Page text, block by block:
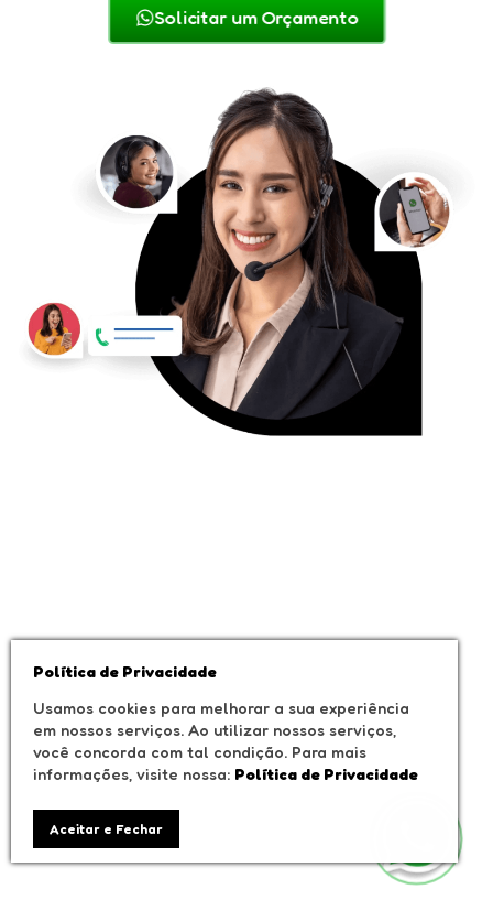
Solicitar um Orçamento
Política de Privacidade
Usamos cookies para melhorar a sua experiência
em nossos serviços. Ao utilizar nossos serviços,
você concorda com tal condição. Para mais
informações, visite nossa: Política de Privacidade
Aceitar e Fechar